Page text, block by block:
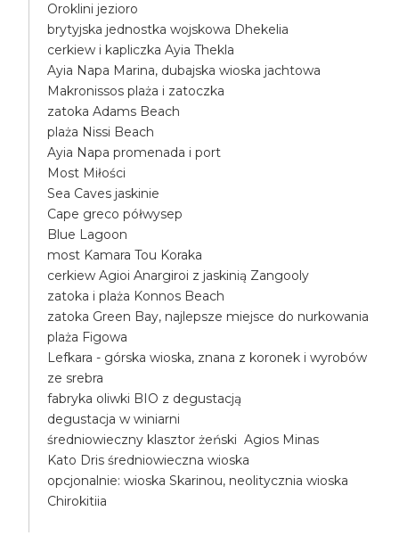
Oroklini jezioro
brytyjska jednostka wojskowa Dhekelia
cerkiew i kapliczka Ayia Thekla
Ayia Napa Marina, dubajska wioska jachtowa
Makronissos plaża i zatoczka
zatoka Adams Beach
plaża Nissi Beach
Ayia Napa promenada i port
Most Miłości
Sea Caves jaskinie
Cape greco półwysep
Blue Lagoon
most Kamara Tou Koraka
cerkiew Agioi Anargiroi z jaskinią Zangooly
zatoka i plaża Konnos Beach
zatoka Green Bay, najlepsze miejsce do nurkowania
plaża Figowa
Lefkara - górska wioska, znana z koronek i wyrobów
ze srebra
fabryka oliwki BIO z degustacją
degustacja w winiarni
średniowieczny klasztor żeński Agios Minas
Kato Dris średniowieczna wioska
opcjonalnie: wioska Skarinou, neolitycznia wioska
Chirokitiia